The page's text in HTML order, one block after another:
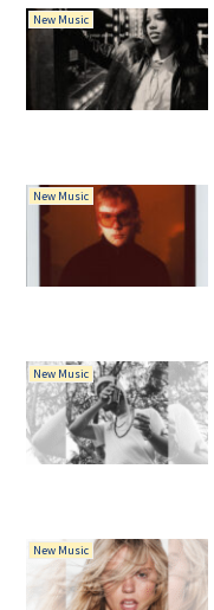
New Music
New Music
New Music
New Music